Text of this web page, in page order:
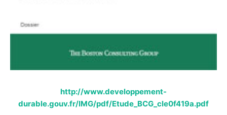
http://www.developpement-
durable.gouv.fr/IMG/pdf/Etude_BCG_cle0f419a.pdf